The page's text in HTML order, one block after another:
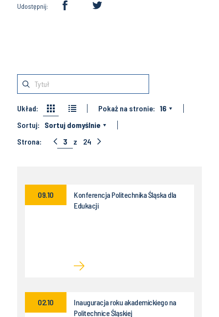
Udostępnij:
Układ: Pokaż na stronie: 16
Sortuj:
Sortuj domyślnie
Strona:
3 z 24
Konferencja Politechnika Śląska dla
Edukacji
09.10
Inauguracja roku akademickiego na
Politechnice Śląskiej
02.10